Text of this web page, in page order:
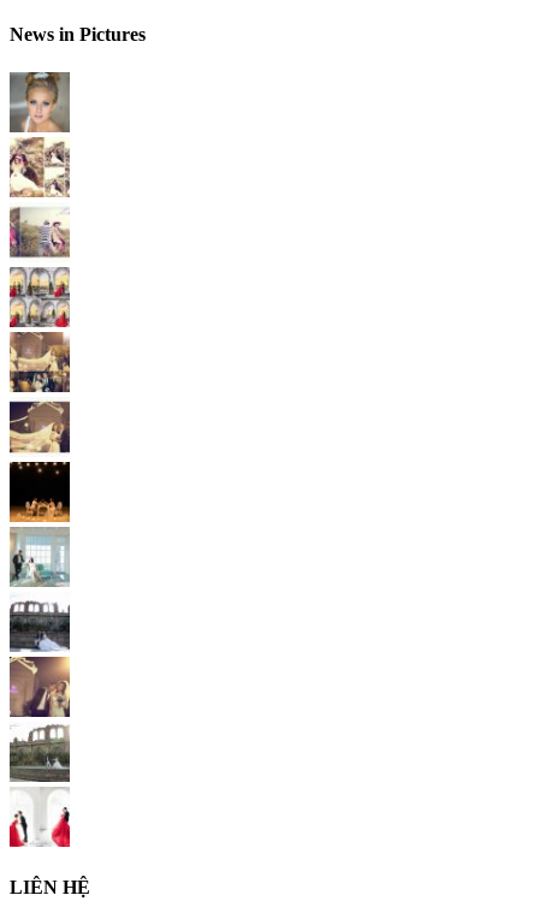
News in Pictures
LIÊN HỆ